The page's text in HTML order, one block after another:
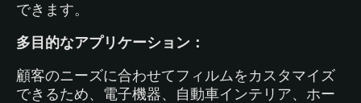
できます。
多目的なアプリケーション：
顧客のニーズに合わせてフィルムをカスタマイズ
できるため、電子機器、自動車インテリア、ホー